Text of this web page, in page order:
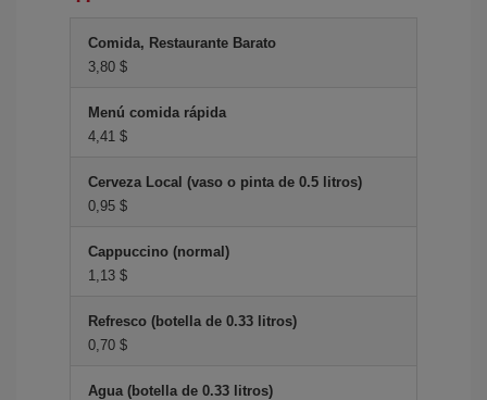
Comida, Restaurante Barato
3,80 $
Menú comida rápida
4,41 $
Cerveza Local (vaso o pinta de 0.5 litros)
0,95 $
Cappuccino (normal)
1,13 $
Refresco (botella de 0.33 litros)
0,70 $
Agua (botella de 0.33 litros)